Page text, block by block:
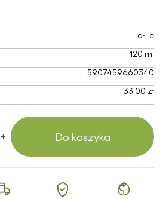
La∙Le
120 ml
5907459660340
33,00 zł
+ Do koszyka